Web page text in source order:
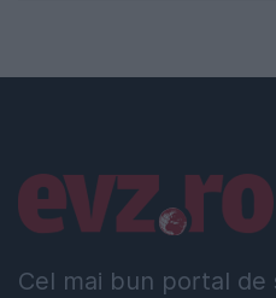
Cel mai bun portal de
Linkuri utile